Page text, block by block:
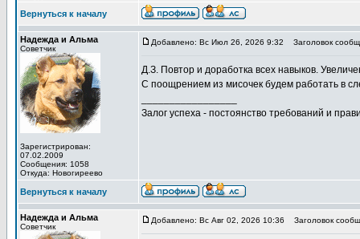
Вернуться к началу
Надежда и Альма
Советчик
Зарегистрирован:
07.02.2009
Сообщения: 1058
Откуда: Новогиреево
Добавлено: Вс Июл 26, 2026 9:32 Заголовок
Д.З. Повтор и доработка всех навыков.
С поощрением из мисочек будем работать в
Залог успеха - постоянство требований и
Вернуться к началу
Надежда и Альма
Советчик
Добавлено: Вс Авг 02, 2026 10:36 Заголовок